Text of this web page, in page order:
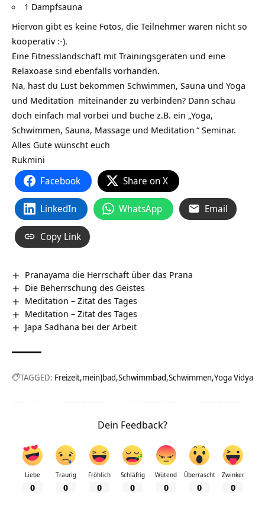
1 Dampfsauna
Hiervon gibt es keine Fotos, die Teilnehmer waren nicht so
kooperativ :-).
Eine Fitnesslandschaft mit Trainingsgeräten und eine
Relaxoase sind ebenfalls vorhanden.
Na, hast du Lust bekommen Schwimmen, Sauna und Yoga
und Meditation miteinander zu verbinden? Dann schau
doch einfach mal vorbei und buche z.B. ein „ Yoga,
Schwimmen, Sauna, Massage und Meditation “ Seminar.
Alles Gute wünscht euch
Rukmini
Facebook Share on X
LinkedIn WhatsApp Email
Copy Link
Pranayama die Herrschaft über das Prana
Die Beherrschung des Geistes
Meditation – Zitat des Tages
Meditation – Zitat des Tages
Japa Sadhana bei der Arbeit
TAGGED: Freizeit mein]bad Schwimmbad Schwimmen Yoga Vidya
Dein Feedback?
Liebe
0
Traurig
0
Fröhlich
0
Schläfrig
0
Wütend
0
Überrascht
0
Zwinker
0